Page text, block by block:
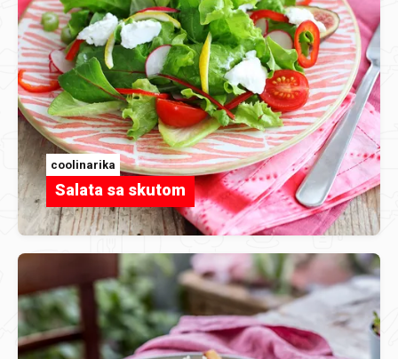
coolinarika
Salata sa skutom